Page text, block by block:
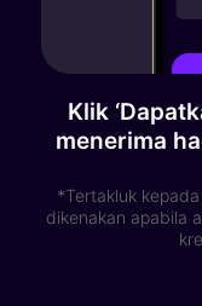
Klik
menerima
*Tertakluk
dikenakan apabila